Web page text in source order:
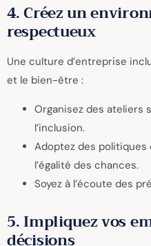
4. Créez un
respectueux
Une culture d’entreprise
et le bien-être :
Organisez des ateliers
l’inclusion.
Adoptez des
l’égalité des chances.
Soyez à l’écoute des
5. Impliquez vos
décisions